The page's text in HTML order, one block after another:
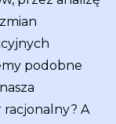
podobne
A